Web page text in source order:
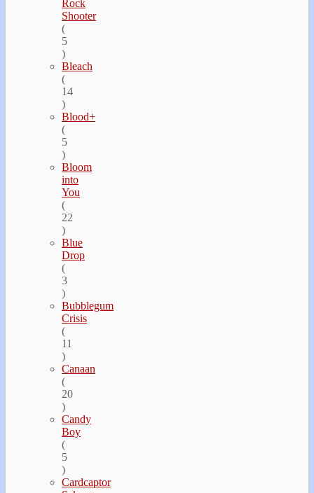
Rock
Shooter
(
5
)
Bleach
(
14
)
Blood+
(
5
)
Bloom
into
You
(
22
)
Blue
Drop
(
3
)
Bubblegum
Crisis
(
11
)
Canaan
(
20
)
Candy
Boy
(
5
)
Cardcaptor